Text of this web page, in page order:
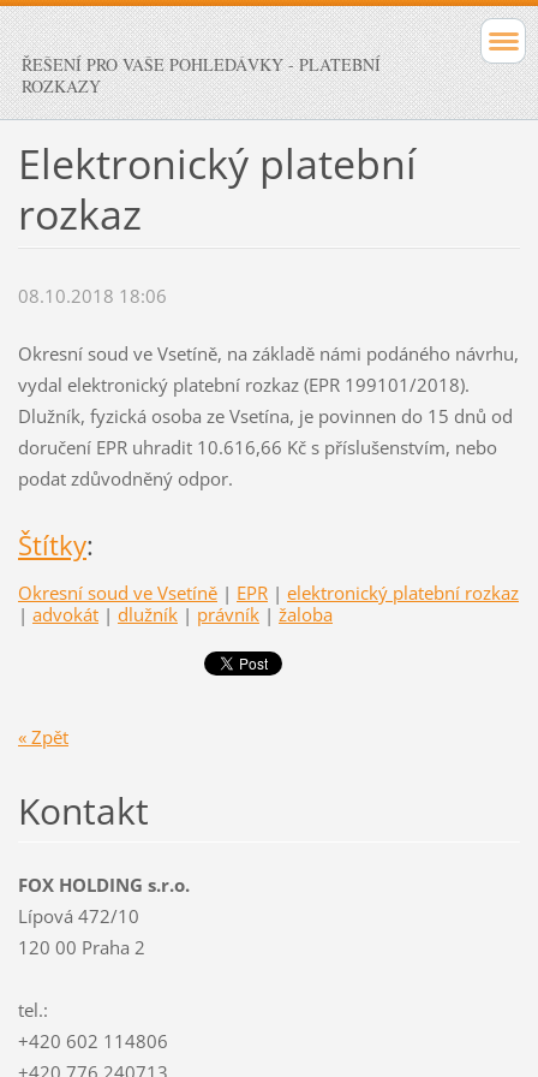
ŘEŠENÍ PRO VAŠE POHLEDÁVKY - PLATEBNÍ
ROZKAZY
Elektronický platební
rozkaz
08.10.2018 18:06
Okresní soud ve Vsetíně, na základě námi podáného návrhu,
vydal elektronický platební rozkaz (EPR 199101/2018).
Dlužník, fyzická osoba ze Vsetína, je povinnen do 15 dnů od
doručení EPR uhradit 10.616,66 Kč s příslušenstvím, nebo
podat zdůvodněný odpor.
Štítky:
Okresní soud ve Vsetíně | EPR | elektronický platební rozkaz
| advokát | dlužník | právník | žaloba
« Zpět
Kontakt
FOX HOLDING s.r.o.
Lípová 472/10
120 00 Praha 2
tel.:
+420 602 114806